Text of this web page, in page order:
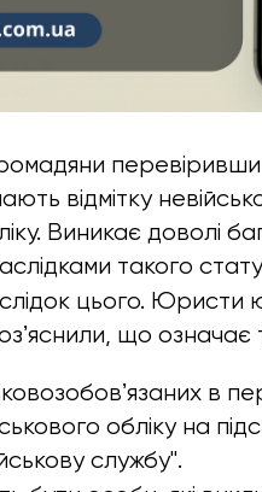
перевіривши
відмітку
Виникає доволі
такого
цього. Юристи
що означає
в
обліку на
службу".